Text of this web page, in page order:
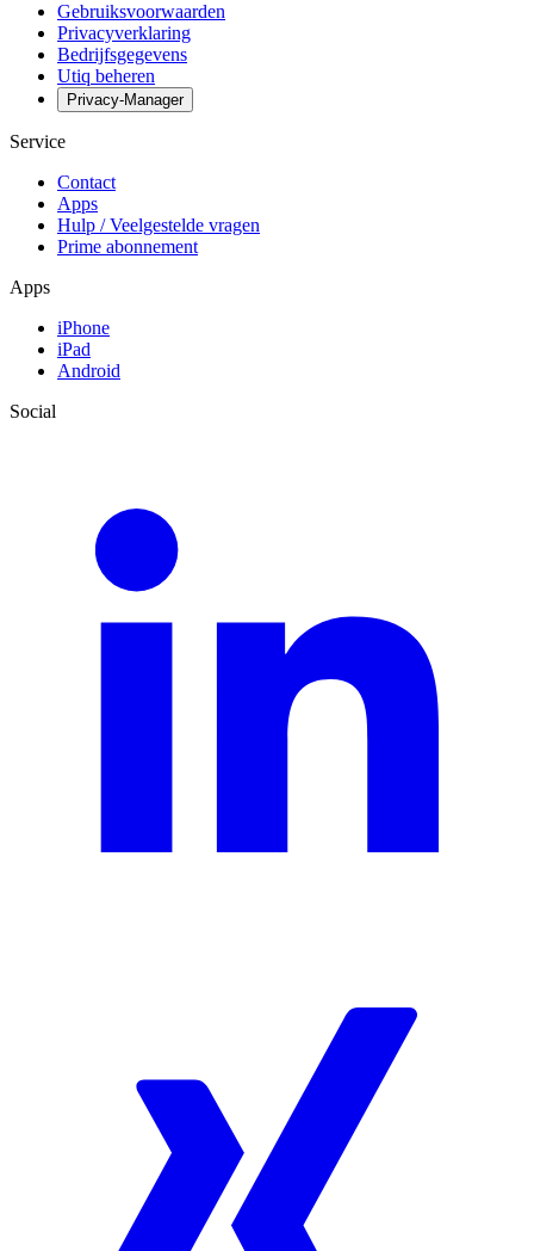
Gebruiksvoorwaarden
Privacyverklaring
Bedrijfsgegevens
Utiq beheren
Privacy-Manager
Service
Contact
Apps
Hulp / Veelgestelde vragen
Prime abonnement
Apps
iPhone
iPad
Android
Social